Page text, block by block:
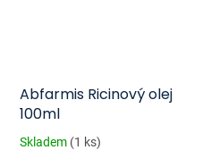
Abfarmis Ricinový olej
100ml
Skladem (1 ks)